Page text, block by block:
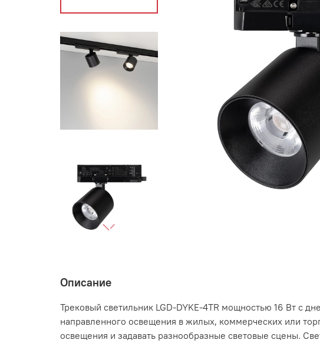
Описание
Трековый светильник LGD-DYKE-4TR мощностью 16 Вт с
направленного освещения в жилых, коммерческих или
освещения и задавать разнообразные световые сцены.